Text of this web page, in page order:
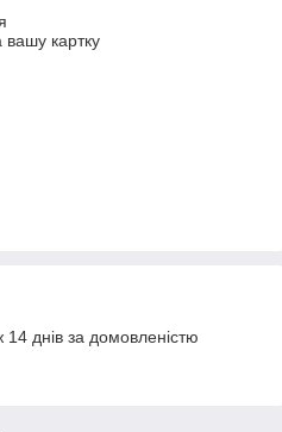
вашу картку
днів за домовленістю